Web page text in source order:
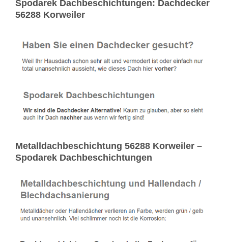
Spodarek Dachbeschichtungen: Dachdecker
56288 Korweiler
Metalldachbeschichtung 56288 Korweiler –
Spodarek Dachbeschichtungen